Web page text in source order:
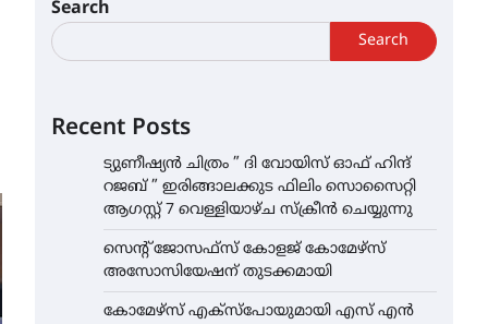
Search
Search
Recent Posts
ട്യുണീഷ്യൻ ചിത്രം ” ദി വോയിസ് ഓഫ് ഹിന്ദ്
റജബ് ” ഇരിങ്ങാലക്കുട ഫിലിം സൊസൈറ്റി
ആഗസ്റ്റ് 7 വെള്ളിയാഴ്ച സ്‌ക്രീൻ ചെയ്യുന്നു
സെന്റ് ജോസഫ്സ് കോളജ് കോമേഴ്‌സ്
അസോസിയേഷന് തുടക്കമായി
കോമേഴ്സ് എക്സ്പോയുമായി എസ് എൻ